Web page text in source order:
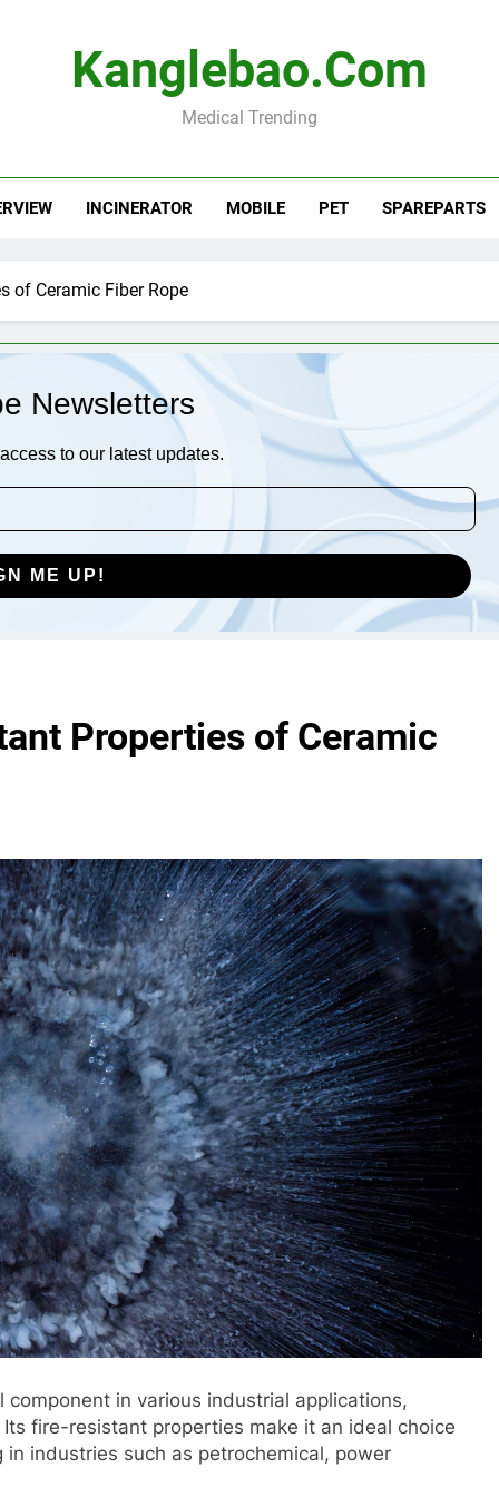
Kanglebao.com
Medical Trending
INCINERATOR MOBILE PET SPAREPARTS
of Ceramic Fiber Rope
Newsletters
to our latest updates.
ME UP!
Properties of Ceramic
in various industrial applications,
fire-resistant properties make it an ideal choice
industries such as petrochemical, power